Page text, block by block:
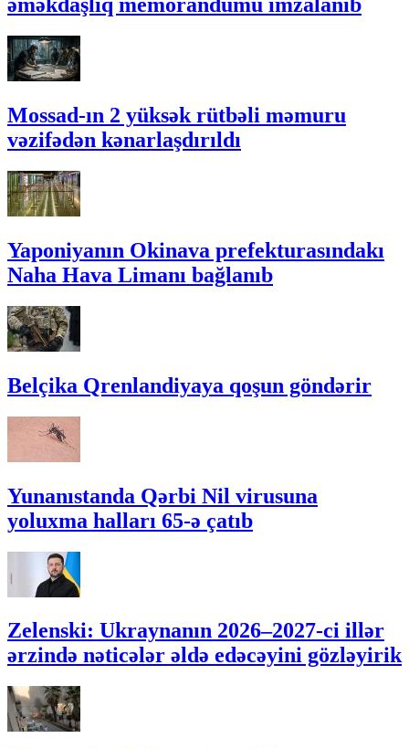
əməkdaşlıq memorandumu imzalanıb
Mossad-ın 2 yüksək rütbəli məmuru
vəzifədən kənarlaşdırıldı
Yaponiyanın Okinava prefekturasındakı
Naha Hava Limanı bağlanıb
Belçika Qrenlandiyaya qoşun göndərir
Yunanıstanda Qərbi Nil virusuna
yoluxma halları 65-ə çatıb
Zelenski: Ukraynanın 2026–2027-ci illər
ərzində nəticələr əldə edəcəyini gözləyirik